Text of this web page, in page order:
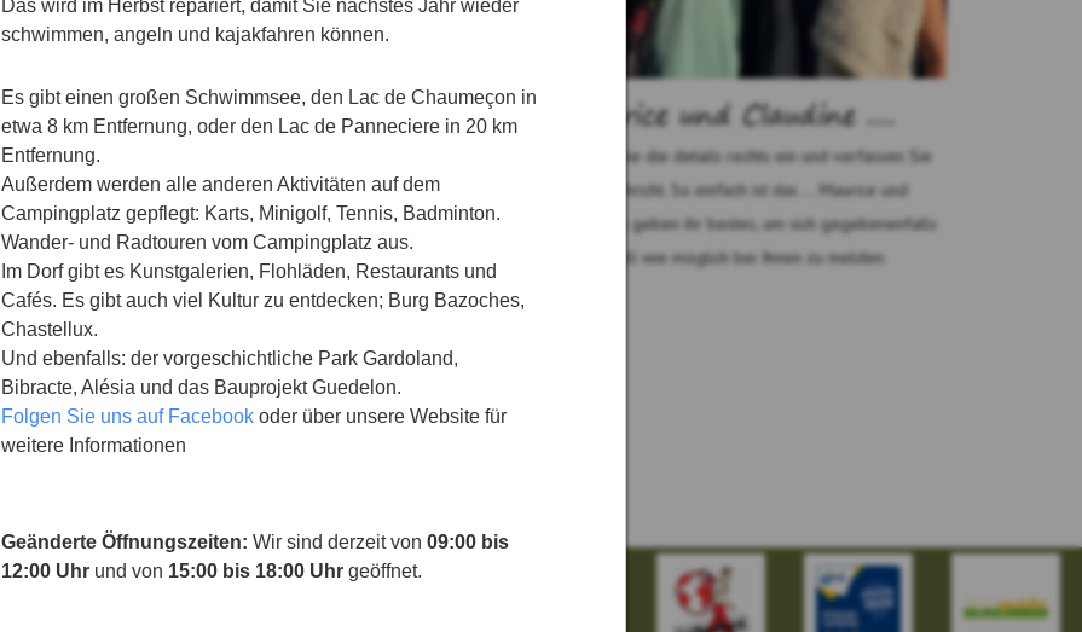
Maurice und Claudine ....
Geben Sie die details rechts ein und verfassen Sie
eine nachricht. So einfach ist das ... Maurice und
Claudine geben ihr bestes, um sich gegebenenfalls
so schnell wie möglich bei Ihnen zu melden.
Das wird im Herbst repariert, damit Sie nächstes Jahr wieder
schwimmen, angeln und kajakfahren können.
Es gibt einen großen Schwimmsee, den Lac de Chaumeçon in
etwa 8 km Entfernung, oder den Lac de Panneciere in 20 km
Entfernung.
Außerdem werden alle anderen Aktivitäten auf dem
Campingplatz gepflegt: Karts, Minigolf, Tennis, Badminton.
Wander- und Radtouren vom Campingplatz aus.
Im Dorf gibt es Kunstgalerien, Flohläden, Restaurants und
Cafés. Es gibt auch viel Kultur zu entdecken; Burg Bazoches,
Chastellux.
Und ebenfalls: der vorgeschichtliche Park Gardoland,
Bibracte, Alésia und das Bauprojekt Guedelon.
Folgen Sie uns auf Facebook oder über unsere Website für
weitere Informationen
Geänderte Öffnungszeiten: Wir sind derzeit von 09:00 bis
12:00 Uhr und von 15:00 bis 18:00 Uhr geöffnet.